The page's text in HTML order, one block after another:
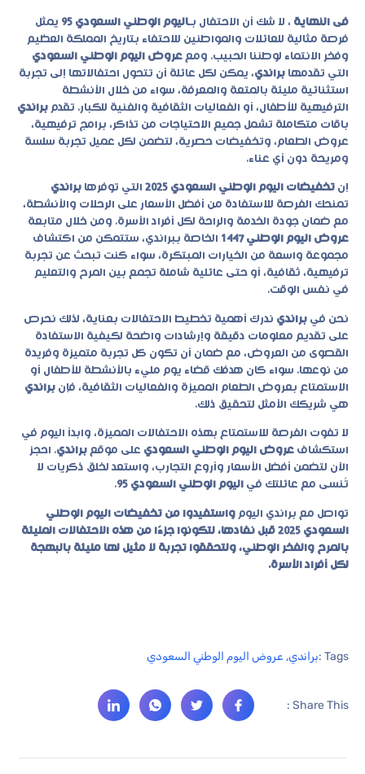
فى النهاية ، لا شك أن الاحتفال بـاليوم الوطني السعودي 95
يمثل
فرصة مثالية للعائلات والمواطنين للاحتفاء بتاريخ المملكة العظيم
وفخر الانتماء لوطننا الحبيب. ومع عروض اليوم الوطني السعودي
التي تقدمها براندي، يمكن لكل عائلة أن تتحول احتفالاتها إلى تجربة
استثنائية مليئة بالمتعة والمعرفة، سواء من خلال الأنشطة
الترفيهية للأطفال، أو الفعاليات الثقافية والفنية للكبار. تقدم براندي
باقات متكاملة تشمل جميع الاحتياجات من تذاكر، برامج ترفيهية،
عروض الطعام، وتخفيضات حصرية، لتضمن لكل عميل تجربة سلسة
ومريحة دون أي عناء.
إن تخفيضات اليوم الوطني السعودي 2025 التي توفرها براندي
تمنحك الفرصة للاستفادة من أفضل الأسعار على الرحلات والأنشطة،
مع ضمان جودة الخدمة والراحة لكل أفراد الأسرة. ومن خلال متابعة
عروض اليوم الوطني 1447
الخاصة ببراندي، ستتمكن من اكتشاف
مجموعة واسعة من الخيارات المبتكرة، سواء كنت تبحث عن تجربة
ترفيهية، ثقافية، أو حتى عائلية شاملة تجمع بين المرح والتعليم
في نفس الوقت.
نحن في براندي ندرك أهمية تخطيط الاحتفالات بعناية، لذلك نحرص
على تقديم معلومات دقيقة وإرشادات واضحة لكيفية الاستفادة
القصوى من العروض، مع ضمان أن تكون كل تجربة متميزة وفريدة
من نوعها. سواء كان هدفك قضاء يوم مليء بالأنشطة للأطفال أو
الاستمتاع بعروض الطعام المميزة والفعاليات الثقافية، فإن براندي
هي شريكك الأمثل لتحقيق ذلك.
لا تفوت الفرصة للاستمتاع بهذه الاحتفالات المميزة، وابدأ اليوم في
استكشاف عروض اليوم الوطني السعودي على موقع براندي. احجز
الآن لتضمن أفضل الأسعار وأروع التجارب، واستعد لخلق ذكريات لا
تُنسى مع عائلتك في اليوم الوطني السعودي 95 .
تواصل مع براندي اليوم واستفيدوا من تخفيضات اليوم الوطني
السعودي 2025 قبل نفادها، لتكونوا جزءًا من هذه الاحتفالات المليئة
بالمرح والفخر الوطني، ولتحققوا تجربة لا مثيل لها مليئة بالبهجة
لكل أفراد الأسرة.
Tags : براندي, عروض اليوم الوطني السعودي
Share This :